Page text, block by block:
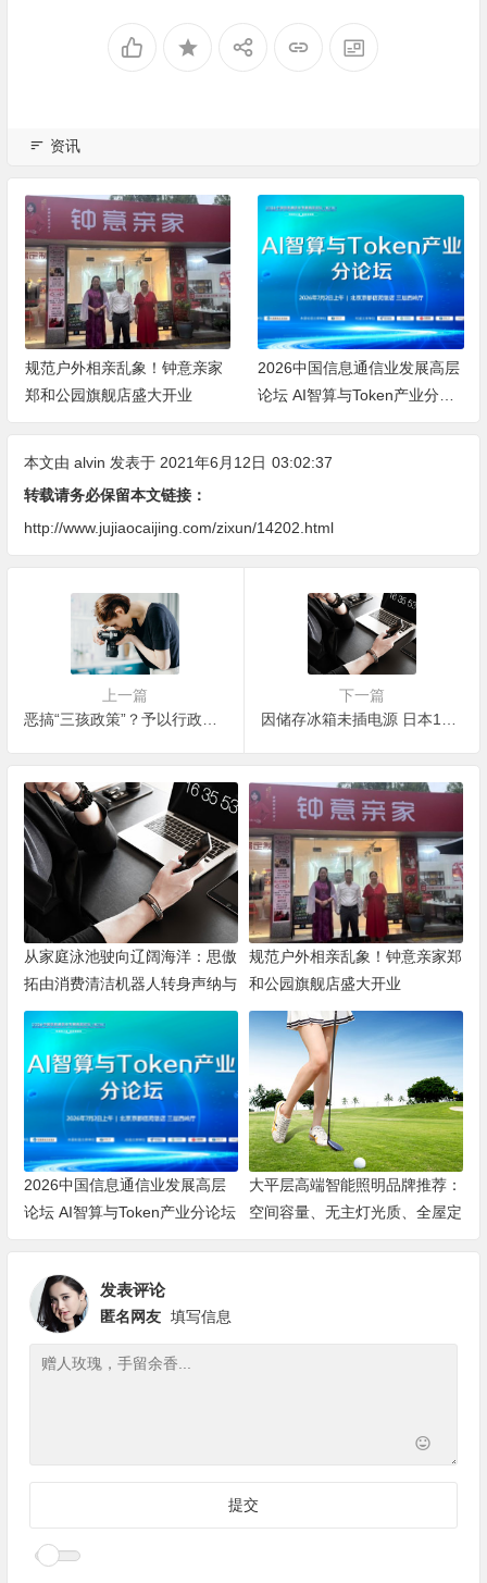
资讯
规范户外相亲乱象！钟意亲家
郑和公园旗舰店盛大开业
2026中国信息通信业发展高层
论坛 AI智算与Token产业分论
坛顺利举办
本文由 alvin 发表于 2021年6月12日 03:02:37
转载请务必保留本文链接：
http://www.jujiaocaijing.com/zixun/14202.html
上一篇
下一篇
从家庭泳池驶向辽阔海洋：思傲
拓由消费清洁机器人转身声纳与
海洋机器人赛道
规范户外相亲乱象！钟意亲家郑
和公园旗舰店盛大开业
2026中国信息通信业发展高层
论坛 AI智算与Token产业分论坛
顺利举办
大平层高端智能照明品牌推荐：
空间容量、无主灯光质、全屋定
制、长期售后四个维度全解析
发表评论
匿名网友 填写信息